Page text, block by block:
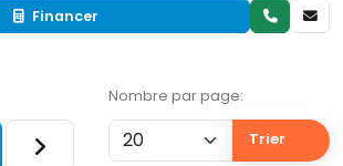
Financer
Nombre par page:
Trier